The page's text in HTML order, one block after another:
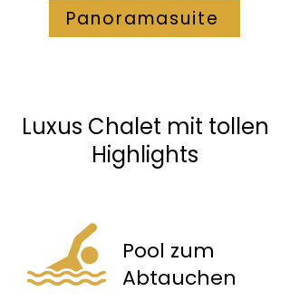
Panoramasuite
Luxus Chalet mit tollen
Highlights
Pool zum
Abtauchen